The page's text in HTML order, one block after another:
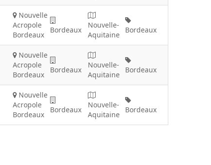
Nouvelle
Acropole
Bordeaux
Bordeaux
Nouvelle-
Aquitaine
Bordeaux
Nouvelle
Acropole
Bordeaux
Bordeaux
Nouvelle-
Aquitaine
Bordeaux
Nouvelle
Acropole
Bordeaux
Bordeaux
Nouvelle-
Aquitaine
Bordeaux